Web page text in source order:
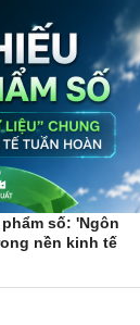
số: 'Ngôn
nền kinh tế